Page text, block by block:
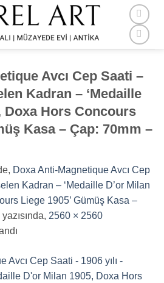
Avcı Cep Saati –
Kadran – ‘Medaille
Doxa Hors Concours
Kasa – Çap: 70mm –
Doxa Anti-Magnetique Avcı Cep
Kadran – ‘Medaille D’or Milan
Liege 1905’ Gümüş Kasa –
yazısında, 2560 × 2560